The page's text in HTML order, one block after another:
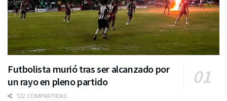
Futbolista murió tras ser alcanzado por
un rayo en pleno partido
122 COMPARTIDAS